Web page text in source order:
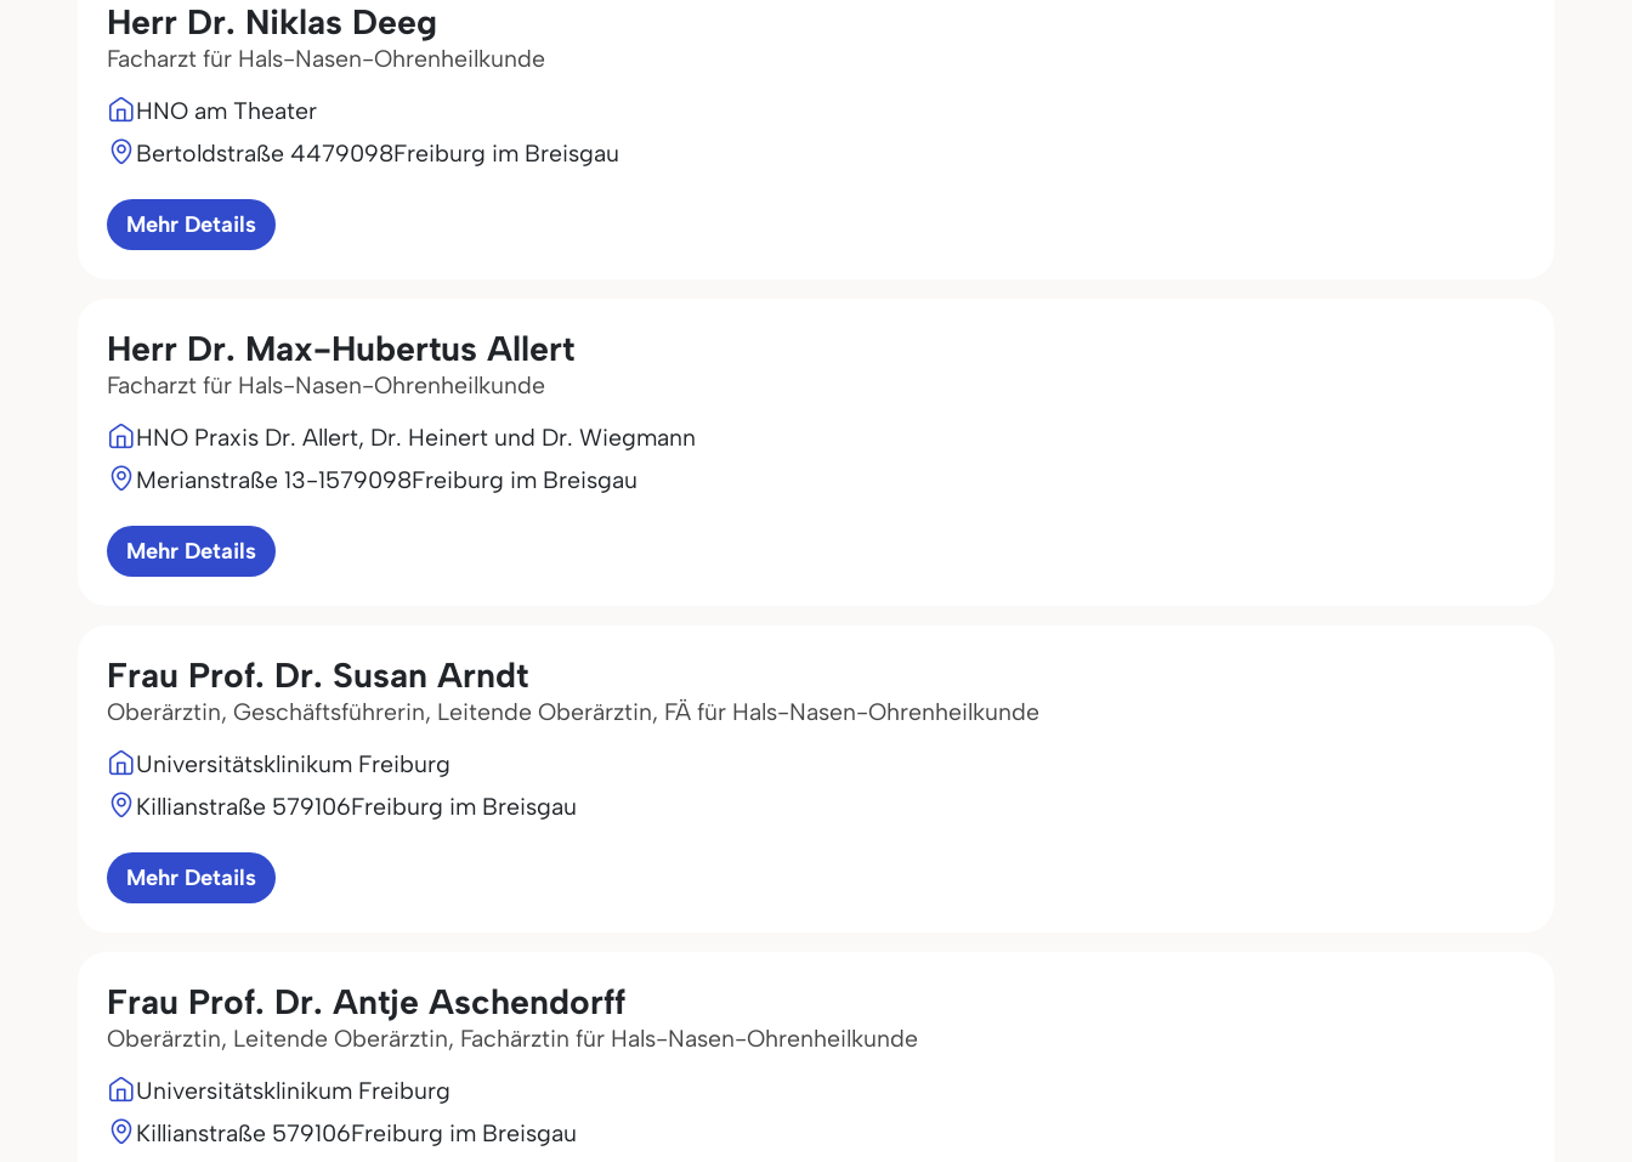
Herr Dr. Niklas Deeg
Facharzt für Hals-Nasen-Ohrenheilkunde
HNO am Theater
Bertoldstraße 4479098Freiburg im Breisgau
Mehr Details
Herr Dr. Max-Hubertus Allert
Facharzt für Hals-Nasen-Ohrenheilkunde
HNO Praxis Dr. Allert, Dr. Heinert und Dr. Wiegmann
Merianstraße 13-1579098Freiburg im Breisgau
Mehr Details
Frau Prof. Dr. Susan Arndt
Oberärztin, Geschäftsführerin, Leitende Oberärztin, FÄ für Hals-Nasen-Ohrenheilkunde
Universitätsklinikum Freiburg
Killianstraße 579106Freiburg im Breisgau
Mehr Details
Frau Prof. Dr. Antje Aschendorff
Oberärztin, Leitende Oberärztin, Fachärztin für Hals-Nasen-Ohrenheilkunde
Universitätsklinikum Freiburg
Killianstraße 579106Freiburg im Breisgau